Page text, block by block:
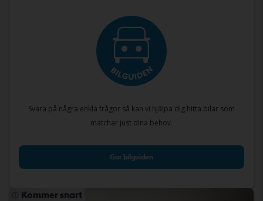
Svara på några enkla frågor så kan vi hjälpa dig hitta bilar som
matchar just dina behov.
Gör bilguiden
Kommer snart